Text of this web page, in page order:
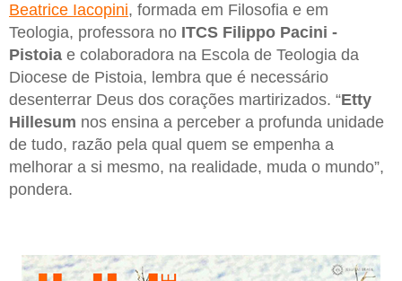
Beatrice Iacopini, formada em Filosofia e em
Teologia, professora no ITCS Filippo Pacini -
Pistoia e colaboradora na Escola de Teologia da
Diocese de Pistoia, lembra que é necessário
desenterrar Deus dos corações martirizados. “Etty
Hillesum nos ensina a perceber a profunda unidade
de tudo, razão pela qual quem se empenha a
melhorar a si mesmo, na realidade, muda o mundo”,
pondera.